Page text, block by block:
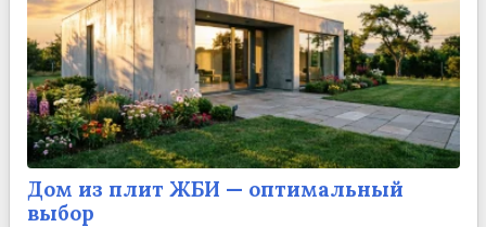
Дом из плит ЖБИ — оптимальный
выбор